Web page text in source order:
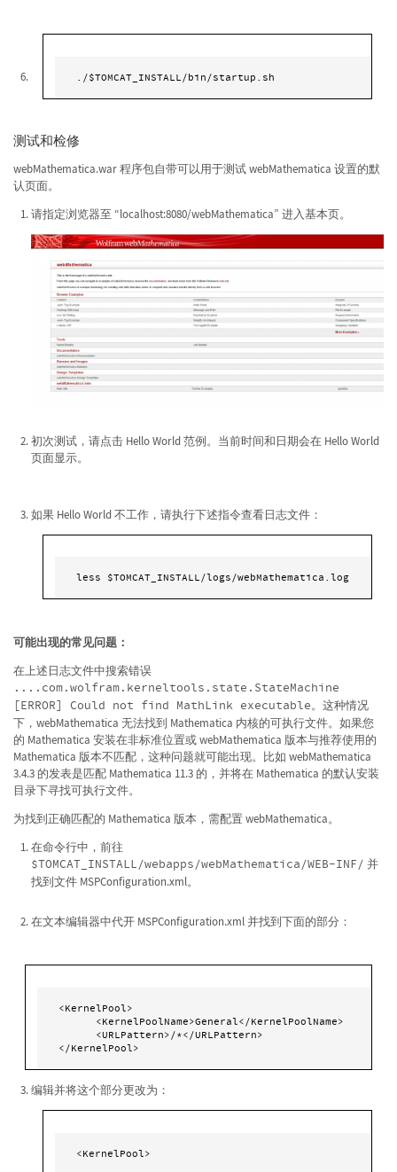
./$TOMCAT_INSTALL/bin/startup.sh
测试和检修
webMathematica.war 程序包自带可以用于测试 webMathematica 设置的默
认页面。
请指定浏览器至 “localhost:8080/webMathematica” 进入基本页。
初次测试，请点击 Hello World 范例。当前时间和日期会在 Hello World
页面显示。
如果 Hello World 不工作，请执行下述指令查看日志文件：
less $TOMCAT_INSTALL/logs/webMathematica.log
可能出现的常见问题：
在上述日志文件中搜索错误
....com.wolfram.kerneltools.state.StateMachine
[ERROR] Could not find MathLink executable。这种情况
下，webMathematica 无法找到 Mathematica 内核的可执行文件。如果您
的 Mathematica 安装在非标准位置或 webMathematica 版本与推荐使用的
Mathematica 版本不匹配，这种问题就可能出现。比如 webMathematica
3.4.3 的发表是匹配 Mathematica 11.3 的，并将在 Mathematica 的默认安装
目录下寻找可执行文件。
为找到正确匹配的 Mathematica 版本，需配置 webMathematica。
在命令行中，前往
$TOMCAT_INSTALL/webapps/webMathematica/WEB-INF/ 并
找到文件 MSPConfiguration.xml。
在文本编辑器中代开 MSPConfiguration.xml 并找到下面的部分：
<KernelPool>
</KernelPool>
编辑并将这个部分更改为：
<KernelPool>